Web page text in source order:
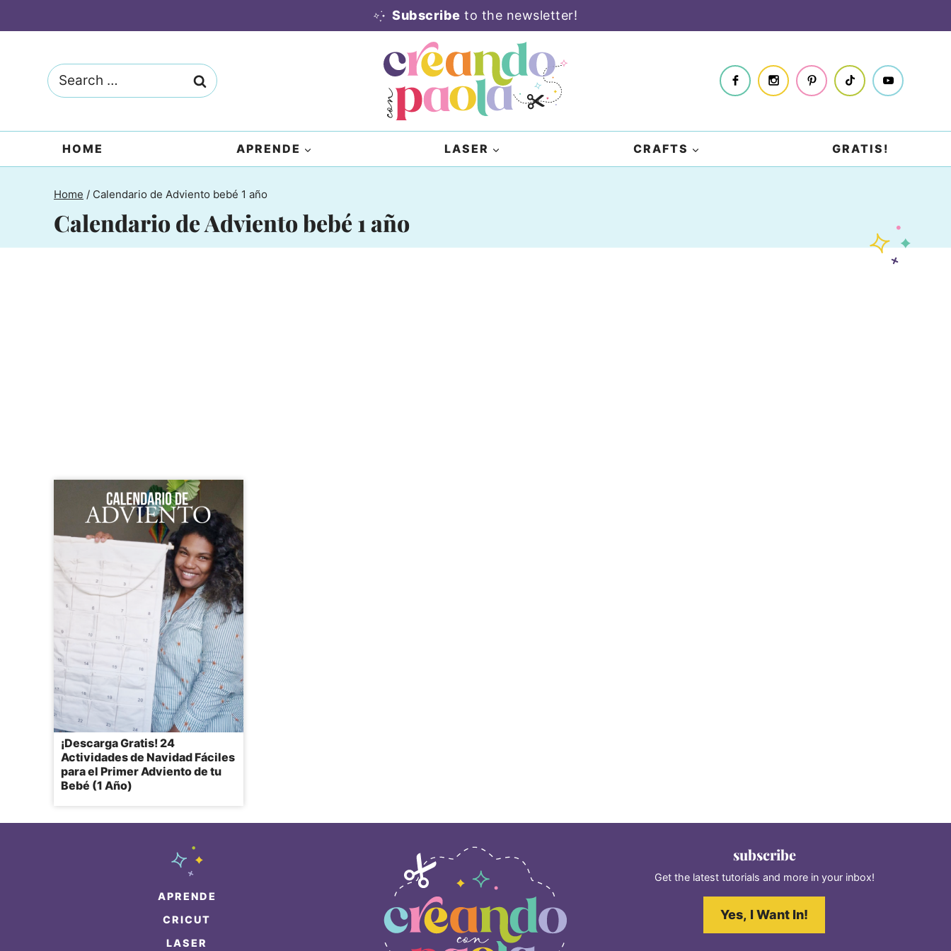
Subscribe to the newsletter!
Search
for:
HOME APRENDE LASER CRAFTS GRATIS!
Home / Calendario de Adviento bebé 1 año
Calendario de Adviento bebé 1 año
¡Descarga Gratis! 24
Actividades de Navidad Fáciles
para el Primer Adviento de tu
Bebé (1 Año)
APRENDE
CRICUT
LASER
subscribe
Get the latest tutorials and more in your inbox!
Yes, I Want In!